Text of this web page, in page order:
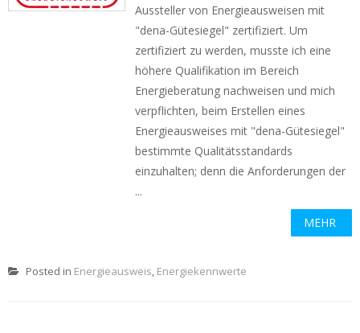
Aussteller von Energieausweisen mit
"dena-Gütesiegel" zertifiziert. Um
zertifiziert zu werden, musste ich eine
höhere Qualifikation im Bereich
Energieberatung nachweisen und mich
verpflichten, beim Erstellen eines
Energieausweises mit "dena-Gütesiegel"
bestimmte Qualitätsstandards
einzuhalten; denn die Anforderungen der
...
MEHR
Posted in Energieausweis, Energiekennwerte